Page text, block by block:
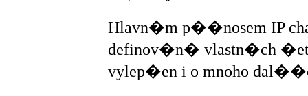
Hlavn�m p��nosem IP
definov�n� vlastn�ch
vylep�en i o mnoho